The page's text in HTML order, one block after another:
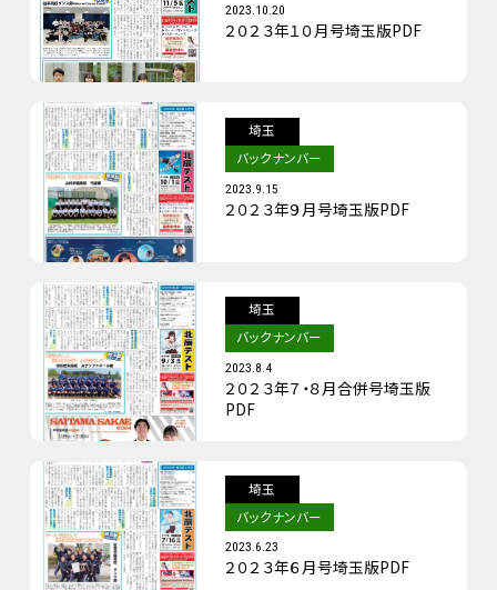
2023.10.20
２０２３年１０月号埼玉版PDF
埼玉
バックナンバー
2023.9.15
２０２３年９月号埼玉版PDF
埼玉
バックナンバー
2023.8.4
２０２３年７・８月合併号埼玉版
PDF
埼玉
バックナンバー
2023.6.23
２０２３年６月号埼玉版PDF